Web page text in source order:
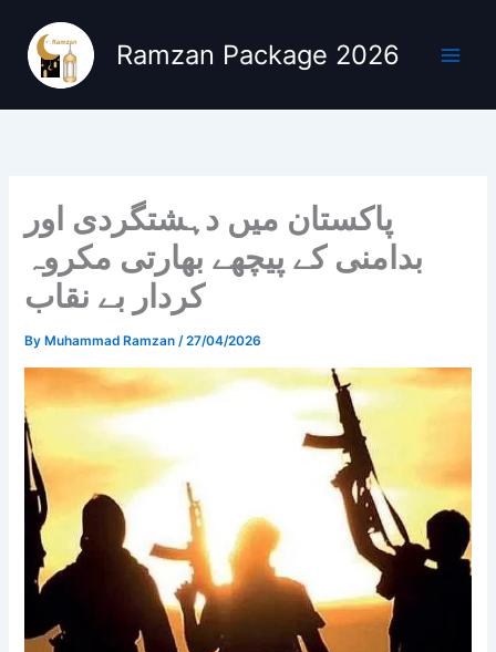
content
Ramzan Package 2026
پاکستان میں دہشتگردی اور
بدامنی کے پیچھے بھارتی مکروہ
کردار بے نقاب
By Muhammad Ramzan/27/04/2026